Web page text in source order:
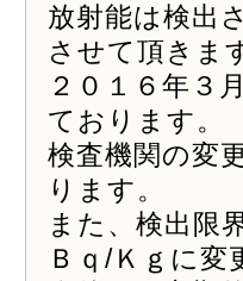
放射能は検出
させて頂きま
２０１６年３
ております。
検査機関の変
ります。
また、検出限
Ｂｑ/Ｋｇに